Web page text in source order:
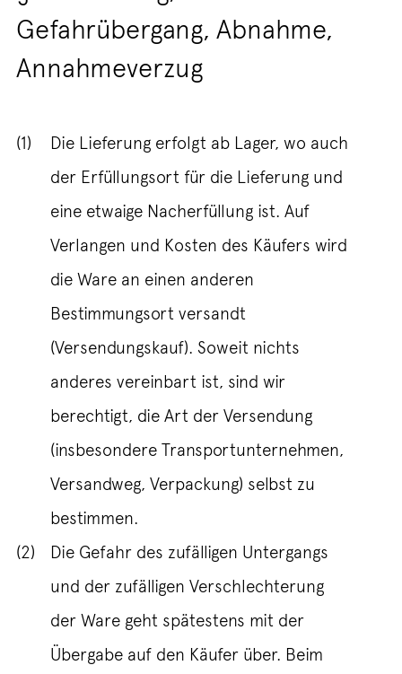
Gefahrübergang, Abnahme,
Annahmeverzug
(1)
Die Lieferung erfolgt ab Lager, wo auch
der Erfüllungsort für die Lieferung und
eine etwaige Nacherfüllung ist. Auf
Verlangen und Kosten des Käufers wird
die Ware an einen anderen
Bestimmungsort versandt
(Versendungskauf). Soweit nichts
anderes vereinbart ist, sind wir
berechtigt, die Art der Versendung
(insbesondere Transportunternehmen,
Versandweg, Verpackung) selbst zu
bestimmen.
(2)
Die Gefahr des zufälligen Untergangs
und der zufälligen Verschlechterung
der Ware geht spätestens mit der
Übergabe auf den Käufer über. Beim